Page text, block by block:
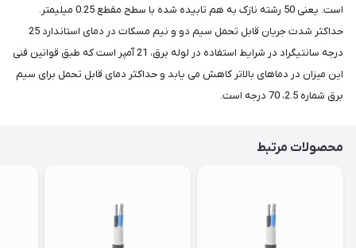
است. یعنی 50 رشته نازک به هم تابیده شده با سطح مقطع 0.25 میلیمتر.
حداکثر شدت جریان قابل تحمل سیم دو و نیم مسکات در دمای استاندارد 25
درجه سانتیگراد در شرایط استفاده در لوله برق، 21 آمپر است که طبق قوانین فنی
این میزان در دماهای بالاتر کاهش می یابد و حداکثر دمای قابل تحمل برای سیم
برق شماره 2.5، 70 درجه است.
محصولات مرتبط